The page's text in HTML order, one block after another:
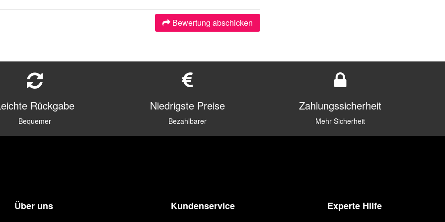
Bewertung abschicken
Rückgabe
Bequemer
Niedrigste Preise
Bezahlbarer
Zahlungssicherheit
Mehr Sicherheit
Über uns Kundenservice Experte Hilfe